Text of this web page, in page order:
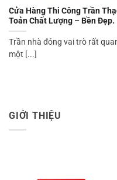
Cửa Hàng Thi Công Trần
Toản Chất Lượng – Bền Đẹp.
Trần nhà đóng vai trò rất
một [...]
GIỚI THIỆU